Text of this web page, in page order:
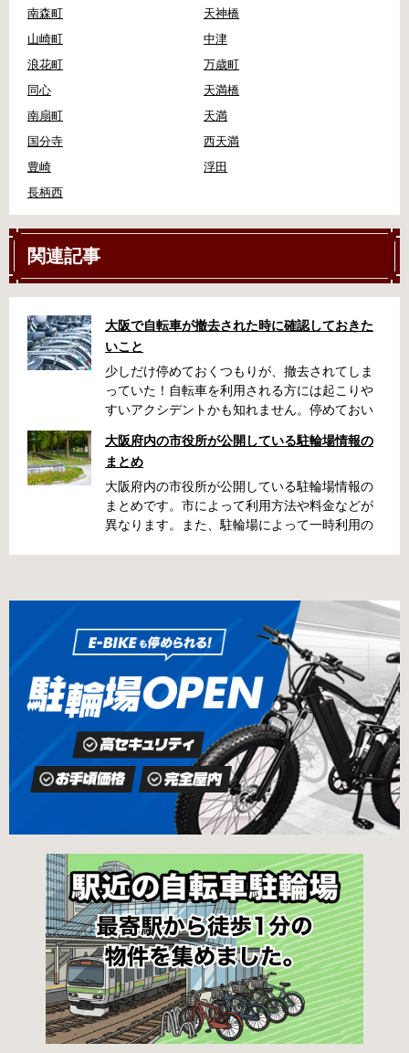
南森町
天神橋
山崎町
中津
浪花町
万歳町
同心
天満橋
南扇町
天満
国分寺
西天満
豊崎
浮田
長柄西
関連記事
大阪で自転車が撤去された時に確認しておきた
いこと
少しだけ停めておくつもりが、撤去されてしま
っていた！自転車を利用される方には起こりや
すいアクシデントかも知れません。停めておい
い、なんてことになってしまうかも知れませ
ん。そんな時に役立つ情報をまとめました。事
前に確認しておきましょう。 守口市で撤去され
た場合 放置自転車大日保管所 住所 守口市大日
町4丁目281の3番地 電話 06-6902-2340（業務
還料 2,500円 自転車の鍵 身分証明証 守口市HP
はこちら 堺市で撤去された場合 三国ヶ丘自転車
保管返還所 住所 堺区向陵東町1丁12-15 電話 三
国ヶ丘自転車保管返還所 最寄駅 南海高野線百舌
鳥八幡駅東出口 徒歩5分 返還の際に必要な書
類 返還料 1,500円 自転車の鍵 身分証明証 印鑑
堺市HPはこちら 吹田市で撤去された場合 片山
保管所 住所 吹田市片山町1丁目22番 電話 06-
6872-6136 最寄駅 JR線吹田駅北口 徒歩5分 返
還の際に必要な書類 返還料 3,000円 自転車の鍵
身分証明証
大阪府内の市役所が公開している駐輪場情報の
まとめ
大阪府内の市役所が公開している駐輪場情報の
まとめです。市によって利用方法や料金などが
異なります。また、駐輪場によって一時利用の
自転車駐輪場 利用方法 利用登録申請書の提出
利用登録申請書を窓口に提出ではなく、Web上
での利用登録になります。 利用料金 登録手数料
不要です。 定期利用料金 西三荘駅駐輪センター
屋根あり 一般：2,100円／月 屋根あり 障害者：
1,000円／月 土居駅東自転車駐車場 屋根あり 一
般：2,000円／月 屋根あり 学生：1,800円／月
屋根あり 障害者：1,000円／月 各駐輪場で定期
利用料金が異なります。詳細は各駐輪場または
管理会社にお問い合わせください。 一時利用料
金 1日1回につき150円で利用することができま
す。 守口市HPはこちら 堺市の自転車駐輪場 利
用方法 利用登録申請書の提出 申請手続きは各自
転車駐輪場の管理事務所で行ってください。 利
用料金 登録手数料 不要です。 定期利用料金 立
体：地階・1階・2階 一般：2,090円／月 学生：
1,670円／月 減免：1,040円／月 立体：上記以
外 一般：1,570円／月 学生：1,250円／月 減
免：780円／月 平面：屋根あり 一般：1,880円
／月 学生：1,470円／月 減免：940円／月 平
面：屋根なし 一般：1,570円／月 学生：1,250
円／月 減免：780円／月 一時利用料金 1日110
円で利用することができます。 堺市HPはこちら
吹田市の自転車駐輪場 利用方法 利用登録申請書